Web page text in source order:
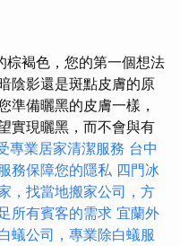
棕褐色，您的第一個想法
陰影還是斑點皮膚的原
準備曬黑的皮膚一樣，
實現曬黑，而不會與有
專業居家清潔服務 台中
務保障您的隱私 四門冰
，找當地搬家公司，方
所有賓客的需求 宜蘭外
蟻公司，專業除白蟻服